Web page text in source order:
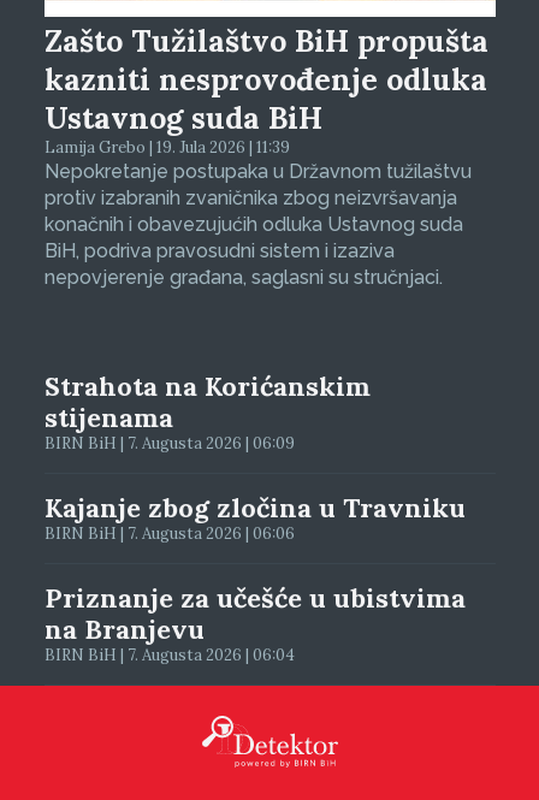
Zašto Tužilaštvo BiH propušta
kazniti nesprovođenje odluka
Ustavnog suda BiH
Lamija Grebo | 19. Jula 2026 | 11:39
Nepokretanje postupaka u Državnom tužilaštvu
protiv izabranih zvaničnika zbog neizvršavanja
konačnih i obavezujućih odluka Ustavnog suda
BiH, podriva pravosudni sistem i izaziva
nepovjerenje građana, saglasni su stručnjaci.
Strahota na Korićanskim
stijenama
BIRN BiH | 7. Augusta 2026 | 06:09
Kajanje zbog zločina u Travniku
BIRN BiH | 7. Augusta 2026 | 06:06
Priznanje za učešće u ubistvima
na Branjevu
BIRN BiH | 7. Augusta 2026 | 06:04